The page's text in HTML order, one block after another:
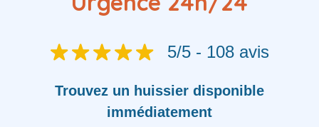
5/5 - 108 avis
Trouvez un huissier disponible
immédiatement